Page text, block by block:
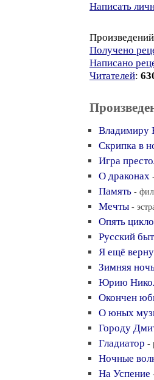
Написать
Получено
Написано
Читателей:
Владимиру
Скрипка в
Игра
О драконах
Память -
Мечты -
Опять
Русский быт
Я ещё
Зимняя
Юрию
Окончен
О юных
Городу
Гладиатор -
Ночные
На Успение